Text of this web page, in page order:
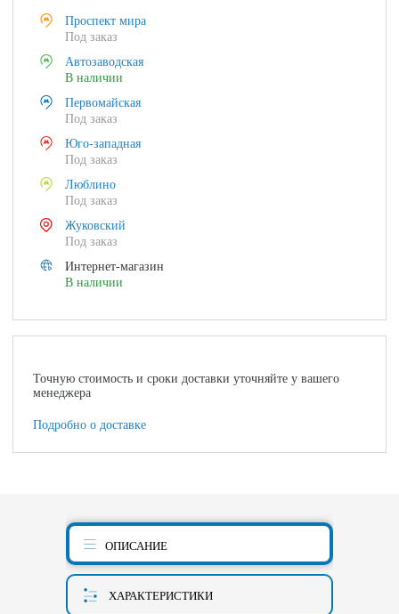
Проспект мира
Под заказ
Автозаводская
В наличии
Первомайская
Под заказ
Юго-западная
Под заказ
Люблино
Под заказ
Жуковский
Под заказ
Интернет-магазин
В наличии
Точную стоимость и сроки доставки уточняйте у вашего
менеджера
Подробно о доставке
ОПИСАНИЕ
ХАРАКТЕРИСТИКИ